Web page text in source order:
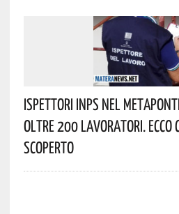
Ispettori INPS Nel
Oltre 200 Lavoratori. Ecco
Scoperto